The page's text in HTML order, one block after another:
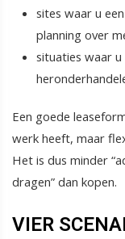
sites waar u
planning over
situaties waar
Een goede
werk heeft, maar
Het is dus minder
dragen” dan kopen.
VIER